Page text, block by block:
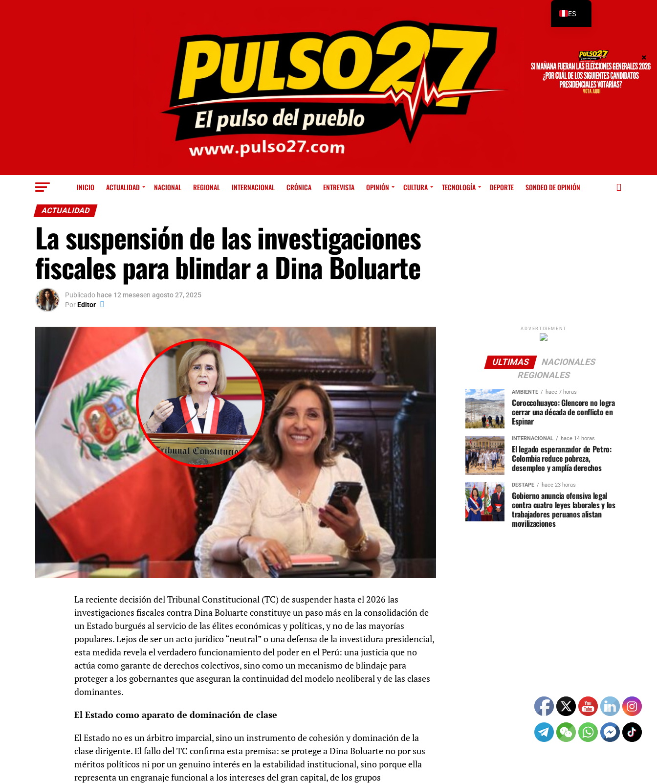
INICIO ACTUALIDAD NACIONAL REGIONAL INTERNACIONAL CRÓNICA ENTREVISTA OPINIÓN CULTURA TECNOLOGÍA DEPORTE SONDEO DE OPINIÓN
ACTUALIDAD
La suspensión de las investigaciones
fiscales para blindar a Dina Boluarte
Publicado hace 12 mesesen agosto 27, 2025
PorEditor
La reciente decisión del Tribunal Constitucional (TC) de suspender hasta el 2026 las
investigaciones fiscales contra Dina Boluarte constituye un paso más en la consolidación de
un Estado burgués al servicio de las élites económicas y políticas, y no de las mayorías
populares. Lejos de ser un acto jurídico “neutral” o una defensa de la investidura presidencial,
esta medida revela el verdadero funcionamiento del poder en el Perú: una justicia que no
actúa como garante de derechos colectivos, sino como un mecanismo de blindaje para
proteger a los gobernantes que aseguran la continuidad del modelo neoliberal y de las clases
dominantes.
El Estado como aparato de dominación de clase
El Estado no es un árbitro imparcial, sino un instrumento de cohesión y dominación de la
clase dirigente. El fallo del TC confirma esta premisa: se protege a Dina Boluarte no por sus
méritos políticos ni por un genuino interés en la estabilidad institucional, sino porque ella
representa un engranaje funcional a los intereses del gran capital, de los grupos
ADVERTISEMENT
ULTIMAS
NACIONALES
REGIONALES
AMBIENTE hace 7 horas
Coroccohuayco: Glencore no logra
cerrar una década de conflicto en
Espinar
INTERNACIONAL hace 14 horas
El legado esperanzador de Petro:
Colombia reduce pobreza,
desempleo y amplía derechos
DESTAPE hace 23 horas
Gobierno anuncia ofensiva legal
contra cuatro leyes laborales y los
trabajadores peruanos alistan
movilizaciones
ES
EN